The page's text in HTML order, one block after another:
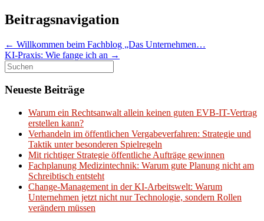
Beitragsnavigation
← Willkommen beim Fachblog „Das Unternehmen…
KI-Praxis: Wie fange ich an →
Suchen
nach:
Neueste Beiträge
Warum ein Rechtsanwalt allein keinen guten EVB-IT-Vertrag
erstellen kann?
Verhandeln im öffentlichen Vergabeverfahren: Strategie und
Taktik unter besonderen Spielregeln
Mit richtiger Strategie öffentliche Aufträge gewinnen
Fachplanung Medizintechnik: Warum gute Planung nicht am
Schreibtisch entsteht
Change-Management in der KI-Arbeitswelt: Warum
Unternehmen jetzt nicht nur Technologie, sondern Rollen
verändern müssen